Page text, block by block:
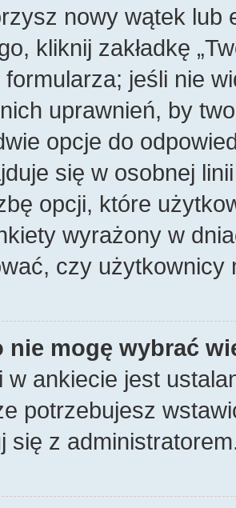
nowy wątek lub
kliknij zakładkę
formularza; jeśli nie
uprawnień, by
opcje do
się w osobnej
opcji, które
wyrażony w
czy użytkownicy
nie mogę wybrać
w ankiecie jest
potrzebujesz
się z